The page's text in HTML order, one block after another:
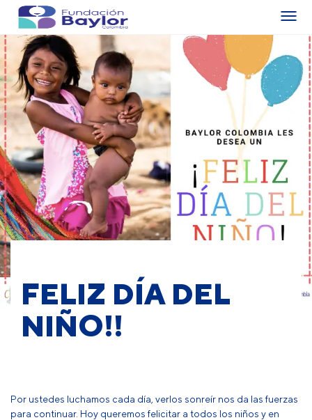
FELIZ DÍA DEL
NIÑO!!
Por ustedes luchamos cada día, verlos sonreír nos da las fuerzas
para continuar. Hoy queremos felicitar a todos los niños y en